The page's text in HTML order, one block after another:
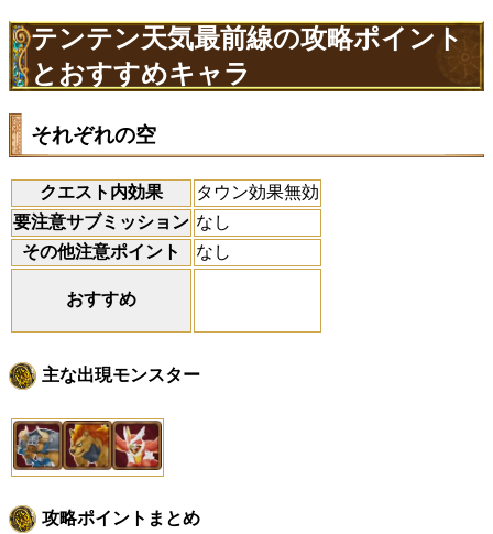
テンテン天気最前線の攻略ポイント
とおすすめキャラ
それぞれの空
クエスト内効果
タウン効果無効
要注意サブミッション なし
その他注意ポイント
なし
おすすめ
主な出現モンスター
攻略ポイントまとめ